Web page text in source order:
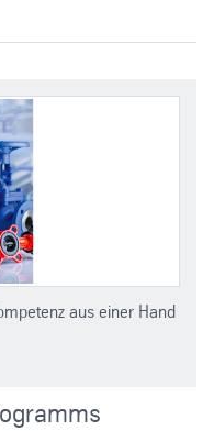
aus einer Hand